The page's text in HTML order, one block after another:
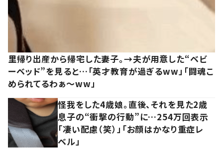
里帰り出産から帰宅した妻子。→夫が用意した“ベビ
ーベッド”を見ると…「英才教育が過ぎるww」「闘魂こ
められてるわぁ～ww」
怪我をした4歳娘。直後、それを見た2歳
息子の“衝撃の行動”に…254万回表示
「凄い配慮（笑）」「お顔はかなり重症レ
ベル」